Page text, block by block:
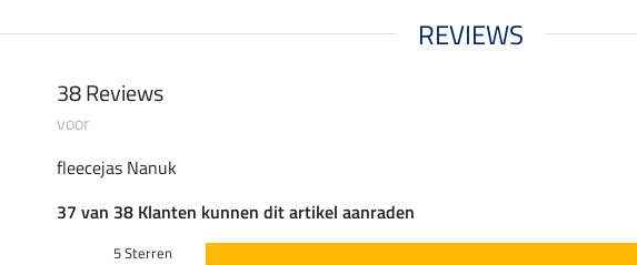
REVIEWS
38 Reviews
voor
fleecejas Nanuk
37 van 38 Klanten kunnen dit artikel aanraden
5 Sterren